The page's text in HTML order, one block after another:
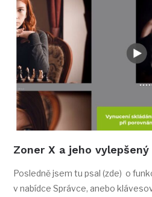
Zoner X a jeho vylepšený
Posledně jsem tu psal (zde) o
v nabídce Správce, anebo